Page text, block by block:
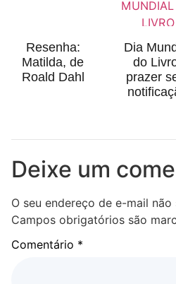
Resenha:
Matilda, de
Roald Dahl
Dia
do
prazer
Deixe um
O seu endereço de e-mail
Campos obrigatórios são
Comentário *